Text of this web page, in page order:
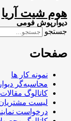
هوم شیت آریا
دیوارپوش فومی
جستجو
صفحات
نمونه کار ها
محاسبه‌گر
کاتالوگ مقالات
لیست
درخواست